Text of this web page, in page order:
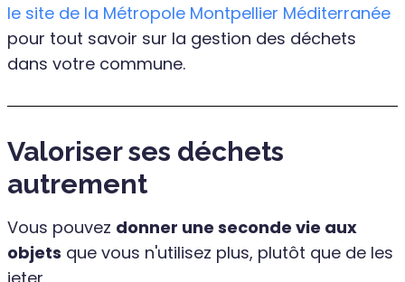
le site de la Métropole Montpellier Méditerranée
pour tout savoir sur la gestion des déchets
dans votre commune.
Valoriser ses déchets
autrement
Vous pouvez donner une seconde vie aux
objets que vous n'utilisez plus, plutôt que de les